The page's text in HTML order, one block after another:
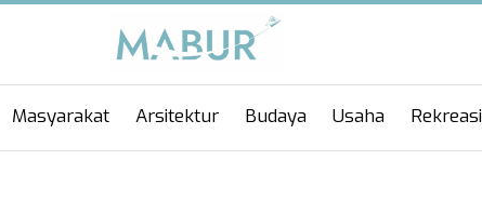
Masyarakat Arsitektur Budaya Usaha Rekreasi